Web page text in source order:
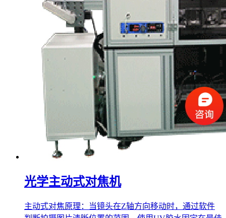
光学主动式对焦机
主动式对焦原理：当镜头在Z轴方向移动时，通过软件